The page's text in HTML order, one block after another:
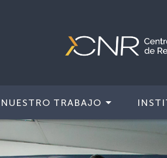
NUESTRO TRABAJO